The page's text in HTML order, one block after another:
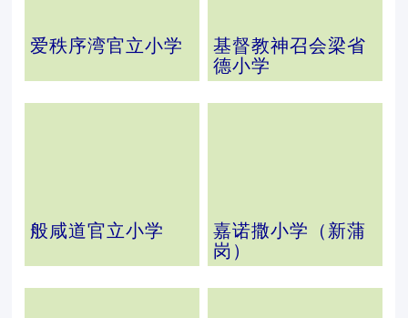
爱秩序湾官立小学
基督教神召会梁省
德小学
般咸道官立小学
嘉诺撒小学（新蒲
岗）